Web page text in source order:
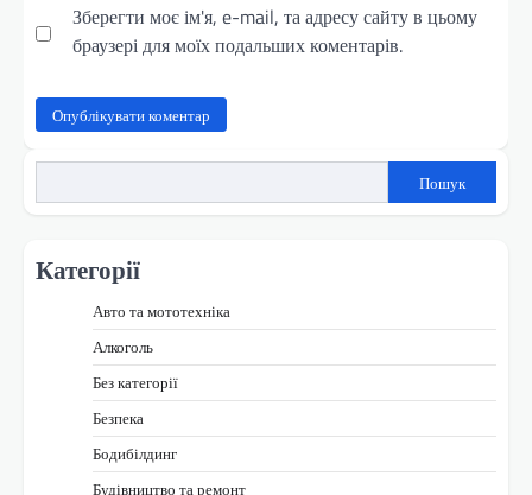
Зберегти моє ім'я, e-mail, та адресу сайту в цьому
браузері для моїх подальших коментарів.
Пошук
Категорії
Авто та мототехніка
Алкоголь
Без категорії
Безпека
Бодибілдинг
Будівництво та ремонт